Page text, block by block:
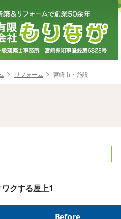
リフォーム 宮崎市・施設
ワクする屋上1
Before